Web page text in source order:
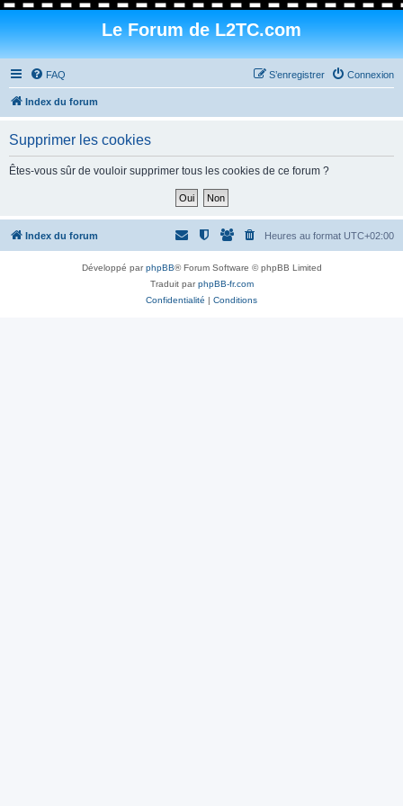
Le Forum de L2TC.com
FAQ Connexion
S’enregistrer
Index du forum
Supprimer les cookies
Êtes-vous sûr de vouloir supprimer tous les cookies de ce forum ?
Index du forum Heures au format UTC+02:00
Développé parphpBB® Forum Software © phpBB Limited
Traduit parphpBB-fr.com
Confidentialité | Conditions